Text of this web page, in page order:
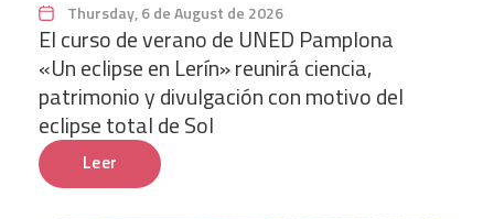
Thursday, 6 de August de 2026
El curso de verano de UNED Pamplona
«Un eclipse en Lerín» reunirá ciencia,
patrimonio y divulgación con motivo del
eclipse total de Sol
Leer